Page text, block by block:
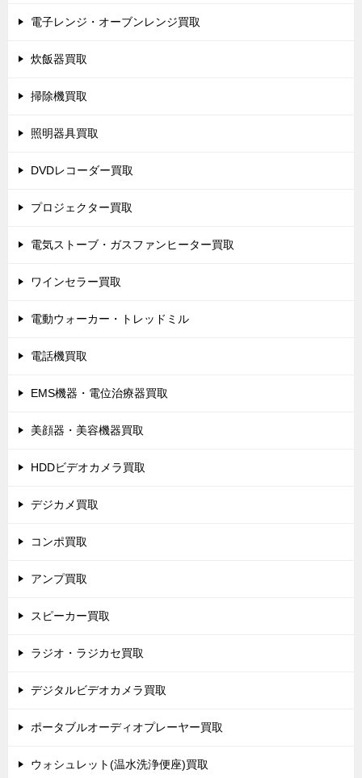
電子レンジ・オーブンレンジ買取
炊飯器買取
掃除機買取
照明器具買取
DVDレコーダー買取
プロジェクター買取
電気ストーブ・ガスファンヒーター買取
ワインセラー買取
電動ウォーカー・トレッドミル
電話機買取
EMS機器・電位治療器買取
美顔器・美容機器買取
HDDビデオカメラ買取
デジカメ買取
コンポ買取
アンプ買取
スピーカー買取
ラジオ・ラジカセ買取
デジタルビデオカメラ買取
ポータブルオーディオプレーヤー買取
ウォシュレット(温水洗浄便座)買取